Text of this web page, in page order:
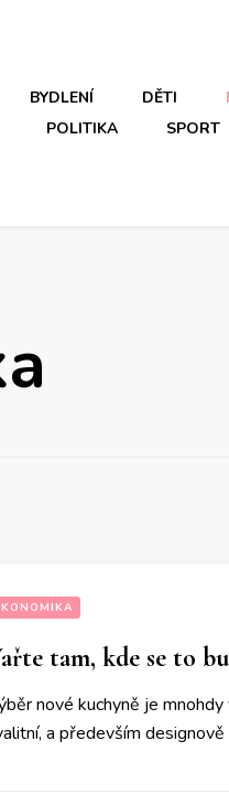
BYDLENÍ DĚTI
POLITIKA
SPORT
tam, kde se to
nové kuchyně je
a především